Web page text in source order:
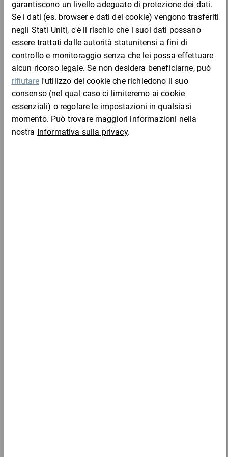
per 1 Pezzo
Campione
Aggiungi al carrello
Chi ha acquistato questo articolo ha acquistato
anche